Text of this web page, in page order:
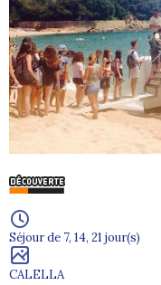
Séjour de 7, 14, 21 jour(s)
CALELLA